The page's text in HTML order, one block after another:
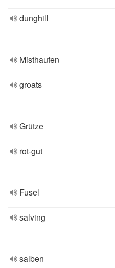
dunghill
Misthaufen
groats
Grütze
rot-gut
Fusel
salving
salben